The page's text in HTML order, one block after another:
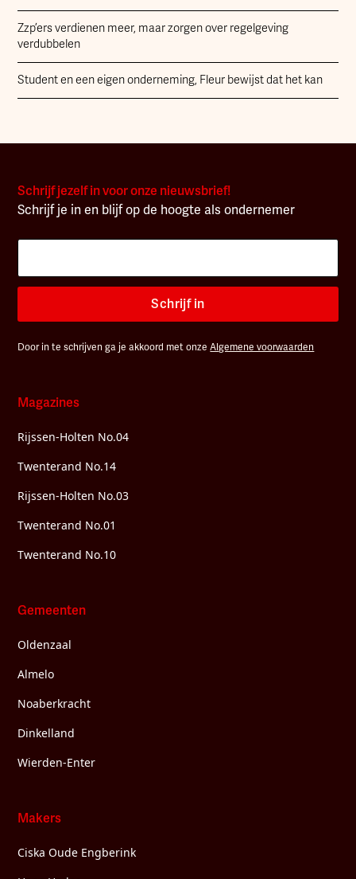
Zzp’ers verdienen meer, maar zorgen over regelgeving
verdubbelen
Student en een eigen onderneming, Fleur bewijst dat het kan
Schrijf jezelf in voor onze nieuwsbrief!
Schrijf je in en blijf op de hoogte als ondernemer
Schrijf in
Door in te schrijven ga je akkoord met onzeAlgemene voorwaarden
Magazines
Rijssen-Holten No.04
Twenterand No.14
Rijssen-Holten No.03
Twenterand No.01
Twenterand No.10
Gemeenten
Oldenzaal
Almelo
Noaberkracht
Dinkelland
Wierden-Enter
Makers
Ciska Oude Engberink